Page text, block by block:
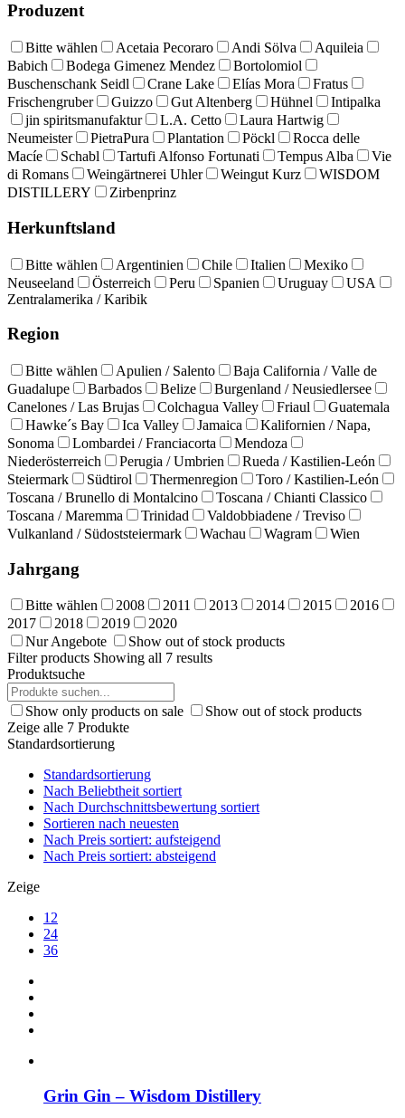
Produzent
Bitte wählen Acetaia Pecoraro Andi Sölva
Aquileia
Babich
Bodega Gimenez Mendez
Bortolomiol
Buschenschank Seidl
Crane Lake Elías Mora
Fratus
Frischengruber
Guizzo Gut Altenberg Hühnel
Intipalka
jin spiritsmanufaktur
L.A. Cetto
Laura Hartwig
Neumeister
PietraPura Plantation Pöckl
Rocca delle
Macíe
Schabl Tartufi Alfonso Fortunati Tempus Alba
Vie
di Romans
Weingärtnerei Uhler Weingut Kurz
WISDOM
DISTILLERY
Zirbenprinz
Herkunftsland
Bitte wählen Argentinien Chile Italien
Mexiko
Neuseeland
Österreich Peru Spanien Uruguay
USA
Zentralamerika / Karibik
Region
Bitte wählen Apulien / Salento
Baja California / Valle de
Guadalupe
Barbados Belize
Burgenland / Neusiedlersee
Canelones / Las Brujas
Colchagua Valley Friaul
Guatemala
Hawke´s Bay
Ica Valley Jamaica
Kalifornien / Napa,
Sonoma
Lombardei / Franciacorta
Mendoza
Niederösterreich
Perugia / Umbrien
Rueda / Kastilien-León
Steiermark
Südtirol Thermenregion
Toro / Kastilien-León
Toscana / Brunello di Montalcino
Toscana / Chianti Classico
Toscana / Maremma
Trinidad
Valdobbiadene / Treviso
Vulkanland / Südoststeiermark
Wachau Wagram Wien
Jahrgang
Bitte wählen 2008 2011 2013 2014 2015
2016
2017
2018 2019
2020
Nur Angebote
Show out of stock products
Filter products Showing all 7 results
Produktsuche
Show only products on sale
Show out of stock products
Zeige alle 7 Produkte
Standardsortierung
Standardsortierung
Nach Beliebtheit sortiert
Nach Durchschnittsbewertung sortiert
Sortieren nach neuesten
Nach Preis sortiert: aufsteigend
Nach Preis sortiert: absteigend
Zeige
12
24
36
Grin Gin – Wisdom Distillery